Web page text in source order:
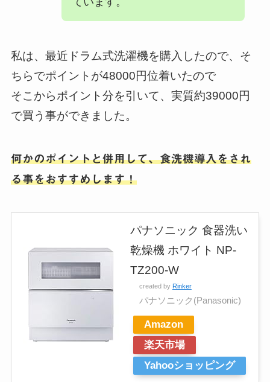
私は、最近ドラム式洗濯機を購入したので、そ
ちらでポイントが48000円位着いたので
そこからポイント分を引いて、実質約39000円
で買う事ができました。
何かのポイントと併用して、食洗機導入をされ
る事をおすすめします！
パナソニック 食器洗い
乾燥機 ホワイト NP-
TZ200-W
created by Rinker
パナソニック(Panasonic)
Amazon
楽天市場
Yahooショッピング